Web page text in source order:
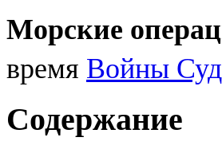
Морские
время Войны
Содержание